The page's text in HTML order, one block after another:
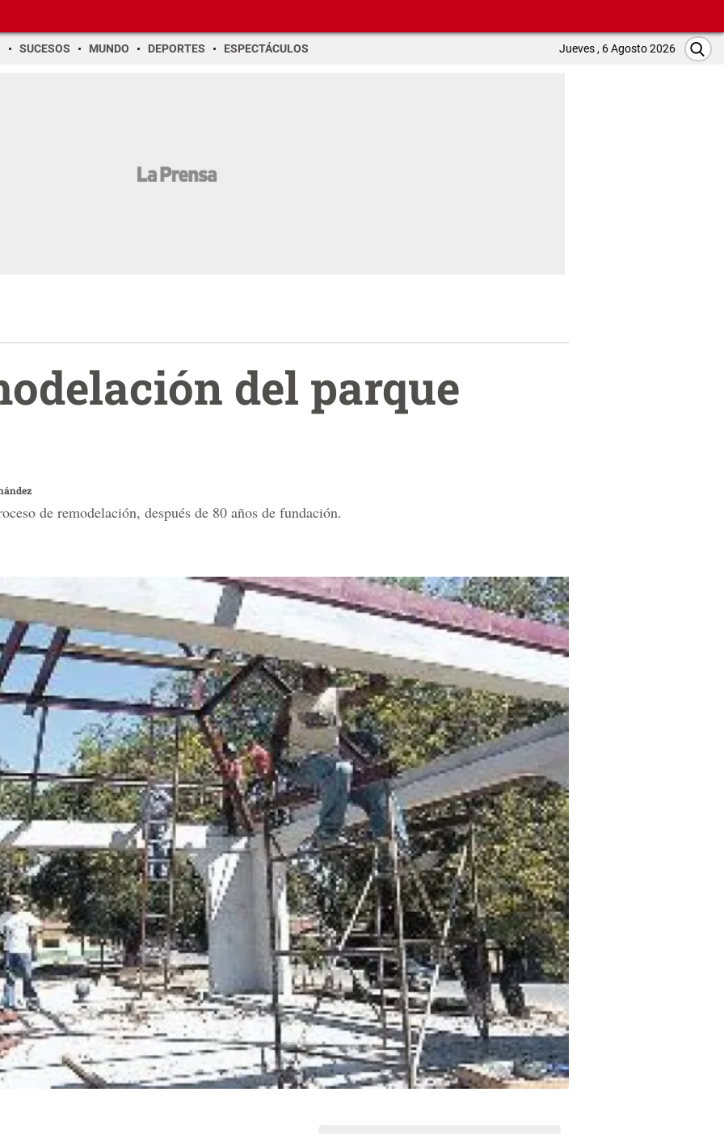
SUCESOS MUNDO DEPORTES ESPECTÁCULOS Jueves , 6 Agosto 2026
del parque
de remodelación, después de 80 años de fundación.